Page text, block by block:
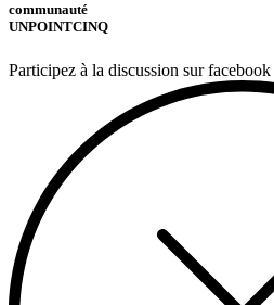
communauté
UNPOINTCINQ
Participez à la discussion sur facebook